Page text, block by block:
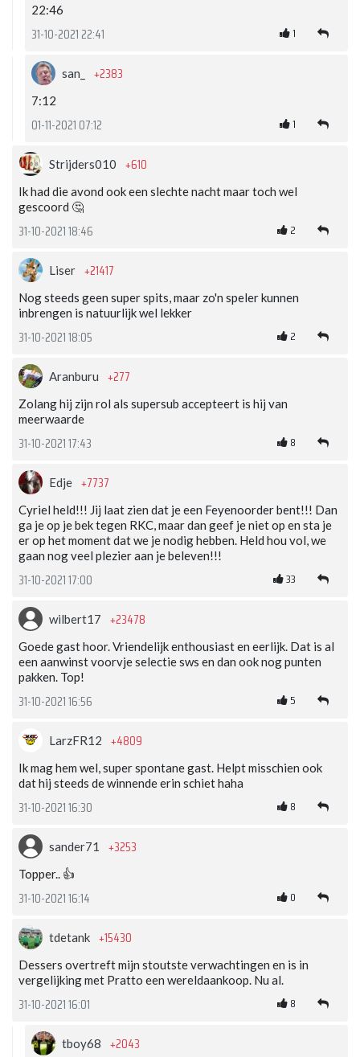
22:46
31-10-2021 22:41 1
san_ +2383
7:12
01-11-2021 07:12 1
Strijders010 +610
Ik had die avond ook een slechte nacht maar toch wel
gescoord 🤔
31-10-2021 18:46 2
Liser +21417
Nog steeds geen super spits, maar zo'n speler kunnen
inbrengen is natuurlijk wel lekker
31-10-2021 18:05 2
Aranburu +277
Zolang hij zijn rol als supersub accepteert is hij van
meerwaarde
31-10-2021 17:43 8
Edje +7737
Cyriel held!!! Jij laat zien dat je een Feyenoorder bent!!! Dan
ga je op je bek tegen RKC, maar dan geef je niet op en sta je
er op het moment dat we je nodig hebben. Held hou vol, we
gaan nog veel plezier aan je beleven!!!
31-10-2021 17:00 33
wilbert17 +23478
Goede gast hoor. Vriendelijk enthousiast en eerlijk. Dat is al
een aanwinst voorvje selectie sws en dan ook nog punten
pakken. Top!
31-10-2021 16:56 5
LarzFR12 +4809
Ik mag hem wel, super spontane gast. Helpt misschien ook
dat hij steeds de winnende erin schiet haha
31-10-2021 16:30 8
sander71 +3253
Topper.. 👍
31-10-2021 16:14 0
tdetank +15430
Dessers overtreft mijn stoutste verwachtingen en is in
vergelijking met Pratto een wereldaankoop. Nu al.
31-10-2021 16:01 8
tboy68 +2043